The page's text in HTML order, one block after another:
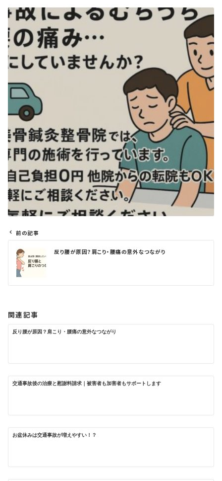
ビ
シ
ョ
前の記事
反り腰が原因？肩こり・腰痛の意外なつながり
関連記事
反り腰が原因？肩こり・腰痛の意外なつながり
交通事故後の治療と慰謝料請求｜被害者も加害者もサポートします
お盆休みは交通事故が増えやすい！？